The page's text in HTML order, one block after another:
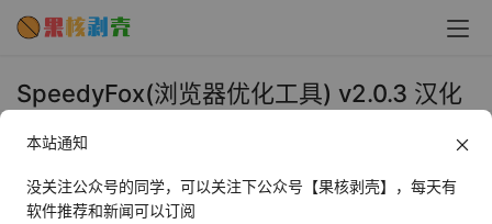
SpeedyFox(浏览器优化工具) v2.0.3 汉化
2020年10月14日 下午1:45 • 系统工具
本站通知
没关注公众号的同学，可以关注下公众号【果核剥壳】，每天有
软件推荐和新闻可以订阅